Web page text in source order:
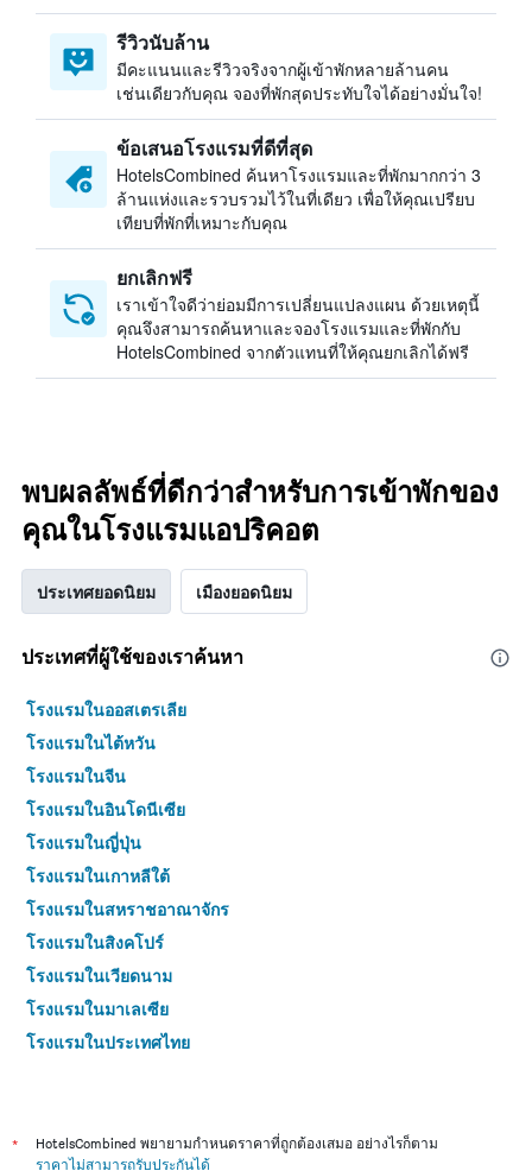
รีวิวนับล้าน
มีคะแนนและรีวิวจริงจากผู้เข้าพักหลายล้านคน
เช่นเดียวกับคุณ จองที่พักสุดประทับใจได้อย่างมั่นใจ!
ข้อเสนอโรงแรมที่ดีที่สุด
HotelsCombined ค้นหาโรงแรมและที่พักมากกว่า 3
ล้านแห่งและรวบรวมไว้ในที่เดียว เพื่อให้คุณเปรียบ
เทียบที่พักที่เหมาะกับคุณ
ยกเลิกฟรี
เราเข้าใจดีว่าย่อมมีการเปลี่ยนแปลงแผน ด้วยเหตุนี้
คุณจึงสามารถค้นหาและจองโรงแรมและที่พักกับ
HotelsCombined จากตัวแทนที่ให้คุณยกเลิกได้ฟรี
พบผลลัพธ์ที่ดีกว่าสำหรับการเข้าพักของ
คุณในโรงแรมแอปริคอต
ประเทศยอดนิยม เมืองยอดนิยม
ประเทศที่ผู้ใช้ของเราค้นหา
โรงแรมในออสเตรเลีย
โรงแรมในไต้หวัน
โรงแรมในจีน
โรงแรมในอินโดนีเซีย
โรงแรมในญี่ปุ่น
โรงแรมในเกาหลีใต้
โรงแรมในสหราชอาณาจักร
โรงแรมในสิงคโปร์
โรงแรมในเวียดนาม
โรงแรมในมาเลเซีย
โรงแรมในประเทศไทย
*
HotelsCombined พยายามกำหนดราคาที่ถูกต้องเสมอ อย่างไรก็ตาม
ราคาไม่สามารถรับประกันได้